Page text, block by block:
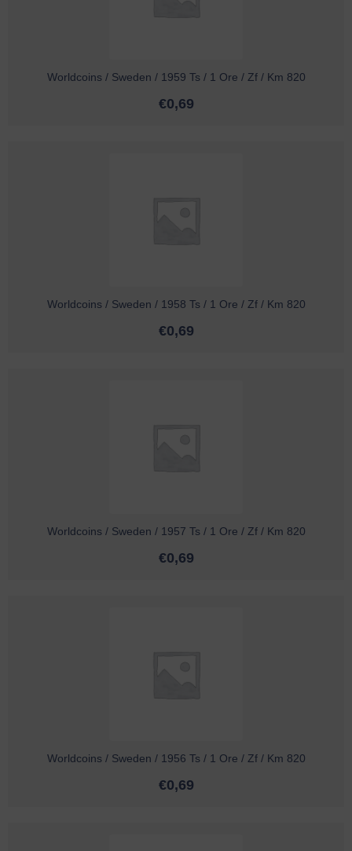
Worldcoins / Sweden / 1959 Ts / 1 Ore / Zf / Km 820
€0,69
Worldcoins / Sweden / 1958 Ts / 1 Ore / Zf / Km 820
€0,69
Worldcoins / Sweden / 1957 Ts / 1 Ore / Zf / Km 820
€0,69
Worldcoins / Sweden / 1956 Ts / 1 Ore / Zf / Km 820
€0,69